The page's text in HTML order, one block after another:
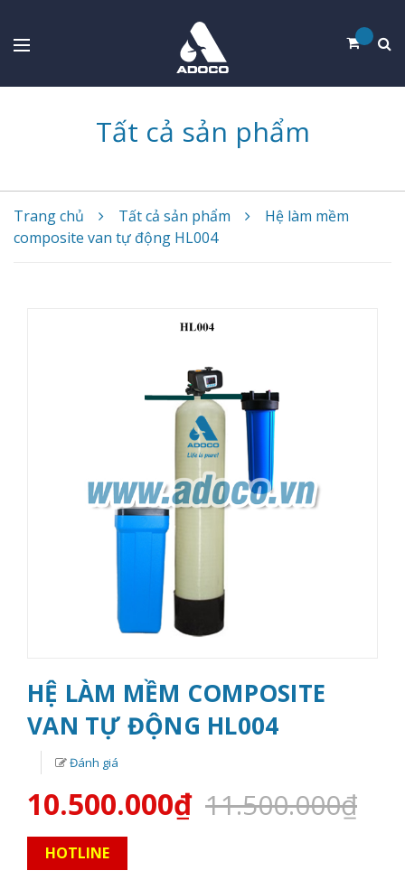
Tất cả sản phẩm
Trang chủ Tất cả sản phẩm
Hệ làm mềm
composite van tự động HL004
HỆ LÀM MỀM COMPOSITE
VAN TỰ ĐỘNG HL004
Đánh giá
10.500.000₫ 11.500.000₫
HOTLINE